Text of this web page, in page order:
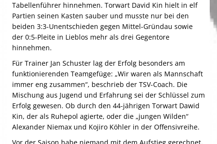
Tabellenführer hinnehmen. Torwart David Kin hielt in elf
Partien seinen Kasten sauber und musste nur bei den
beiden 3:3-Unentschieden gegen Mittel-Gründau sowie
der 0:5-Pleite in Lieblos mehr als drei Gegentore
hinnehmen.
Für Trainer Jan Schuster lag der Erfolg besonders am
funktionierenden Teamgefüge: „Wir waren als Mannschaft
immer eng zusammen“, beschrieb der TSV-Coach. Die
Mischung aus Jugend und Erfahrung sei der Schlüssel zum
Erfolg gewesen. Ob durch den 44-jährigen Torwart Dawid
Kin, der als Ruhepol agierte, oder die „jungen Wilden“
Alexander Niemax und Kojiro Köhler in der Offensivreihe.